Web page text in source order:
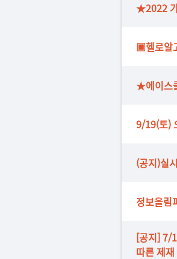
★2022
▣헬로알
★에이스
9/19(토)
(공지)실
정보올림
[공지] 7/
따른 제